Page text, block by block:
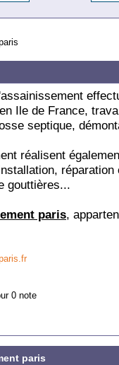
Ile de France,
septique,
réalisent
réparation
gouttières...
paris,
0 note
paris